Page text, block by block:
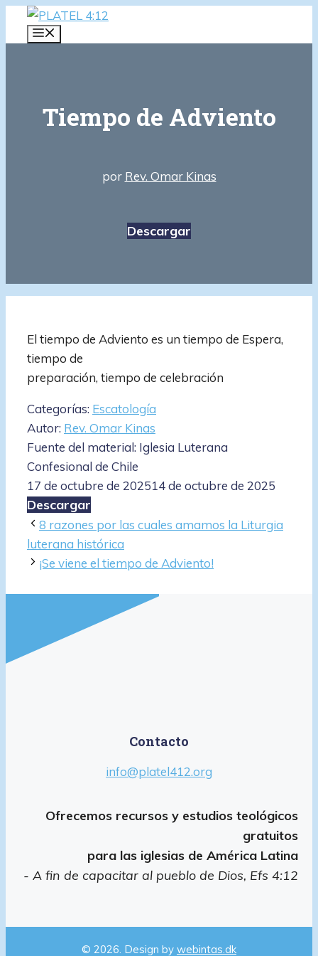
Saltar
Tiempo de Adviento
por Rev. Omar Kinas
Descargar
El tiempo de Adviento es un tiempo de Espera,
tiempo de
preparación, tiempo de celebración
Categorías: Escatología
Autor: Rev. Omar Kinas
Fuente del material: Iglesia Luterana
Confesional de Chile
17 de octubre de 202514 de octubre de 2025
Descargar
8 razones por las cuales amamos la Liturgia
luterana histórica
¡Se viene el tiempo de Adviento!
Contacto
info@platel412.org
Ofrecemos recursos y estudios teológicos
gratuitos
para las iglesias de América Latina
- A fin de capacitar al pueblo de Dios, Efs 4:12
© 2026. Design by webintas.dk